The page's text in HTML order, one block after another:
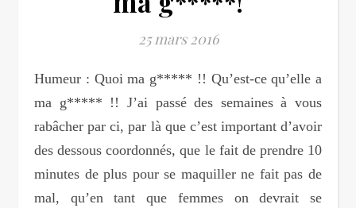
25 mars 2016
Humeur : Quoi ma g***** !! Qu’est-ce qu’elle a
ma g***** !! J’ai passé des semaines à vous
rabâcher par ci, par là que c’est important d’avoir
des dessous coordonnés, que le fait de prendre 10
minutes de plus pour se maquiller ne fait pas de
mal, qu’en tant que femmes on devrait se